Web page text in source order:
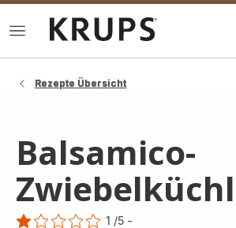
Das
Rezepte Übersicht
Balsamico-
1 /5 -